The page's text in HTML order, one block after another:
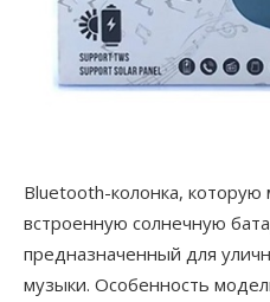
Bluetooth-колонка,
встроенную солнечную
предназначенный для
музыки. Особенность